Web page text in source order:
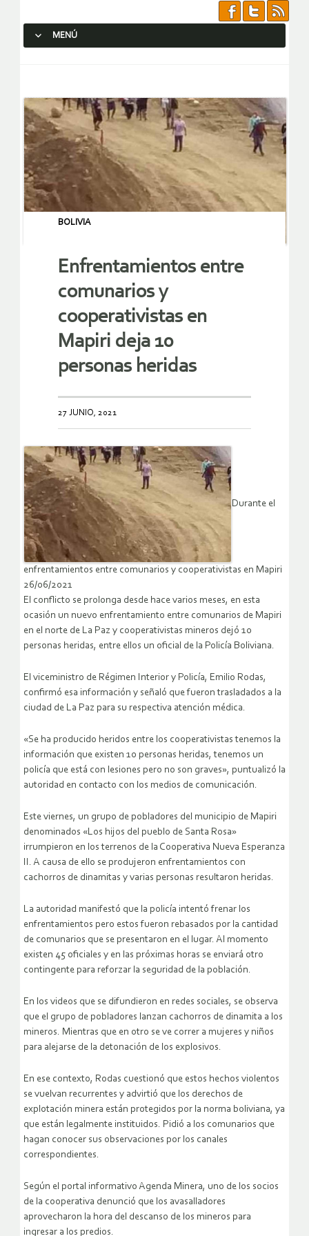
MENÚ
BOLIVIA
Enfrentamientos entre
comunarios y
cooperativistas en
Mapiri deja 10
personas heridas
27 JUNIO, 2021
Durante el
enfrentamientos entre comunarios y cooperativistas en Mapiri
26/06/2021
El conflicto se prolonga desde hace varios meses, en esta
ocasión un nuevo enfrentamiento entre comunarios de Mapiri
en el norte de La Paz y cooperativistas mineros dejó 10
personas heridas, entre ellos un oficial de la Policía Boliviana.
El viceministro de Régimen Interior y Policía, Emilio Rodas,
confirmó esa información y señaló que fueron trasladados a la
ciudad de La Paz para su respectiva atención médica.
«Se ha producido heridos entre los cooperativistas tenemos la
información que existen 10 personas heridas, tenemos un
policía que está con lesiones pero no son graves», puntualizó la
autoridad en contacto con los medios de comunicación.
Este viernes, un grupo de pobladores del municipio de Mapiri
denominados «Los hijos del pueblo de Santa Rosa»
irrumpieron en los terrenos de la Cooperativa Nueva Esperanza
II. A causa de ello se produjeron enfrentamientos con
cachorros de dinamitas y varias personas resultaron heridas.
La autoridad manifestó que la policía intentó frenar los
enfrentamientos pero estos fueron rebasados por la cantidad
de comunarios que se presentaron en el lugar. Al momento
existen 45 oficiales y en las próximas horas se enviará otro
contingente para reforzar la seguridad de la población.
En los videos que se difundieron en redes sociales, se observa
que el grupo de pobladores lanzan cachorros de dinamita a los
mineros. Mientras que en otro se ve correr a mujeres y niños
para alejarse de la detonación de los explosivos.
En ese contexto, Rodas cuestionó que estos hechos violentos
se vuelvan recurrentes y advirtió que los derechos de
explotación minera están protegidos por la norma boliviana, ya
que están legalmente instituidos. Pidió a los comunarios que
hagan conocer sus observaciones por los canales
correspondientes.
Según el portal informativo Agenda Minera, uno de los socios
de la cooperativa denunció que los avasalladores
aprovecharon la hora del descanso de los mineros para
ingresar a los predios.